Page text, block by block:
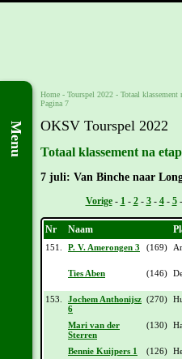
Menu
Home - Tourspel 2022 - Totaal klassement
Pagina 7
OKSV Tourspel 2022
Totaal klassement na
7 juli: Van Binche naar
Vorige- 1- 2- 3- 4- 5-
Nr Naam
151. P. V. Amerongen 3 (169)
Ties Aben (146)
153.
Jochem Anthonijsz
6
(270)
Mari van der
Sterren
(130)
Bennie Kuijpers 1 (126)